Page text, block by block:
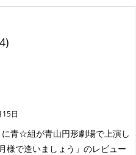
日
青☆組が青山円形劇場で上演し
様で逢いましょう」のレビュー